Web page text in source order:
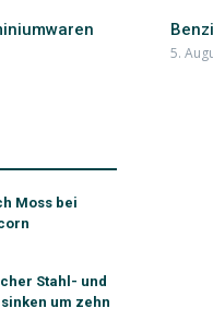
5.
Moss bei
Stahl- und
um zehn